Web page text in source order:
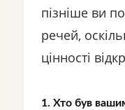
пізніше ви
речей,
цінності
1. Хто був